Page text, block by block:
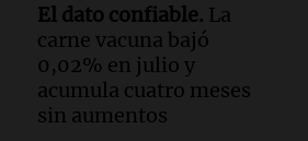
El dato confiable. La
carne vacuna bajó
0,02% en julio y
acumula cuatro meses
sin aumentos